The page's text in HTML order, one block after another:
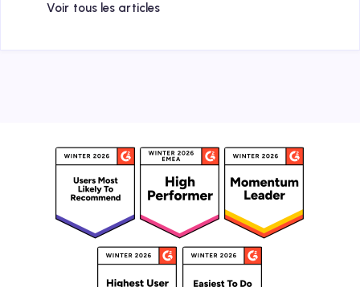
Voir tous les articles